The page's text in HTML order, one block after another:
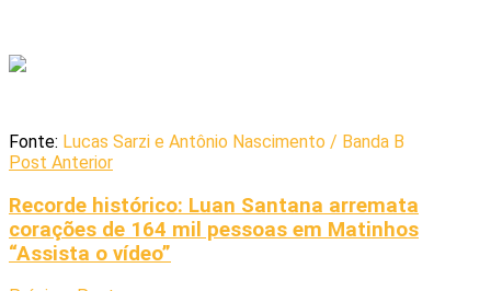
Fonte: Lucas Sarzi e Antônio Nascimento / Banda B
Post Anterior
Recorde histórico: Luan Santana arremata
corações de 164 mil pessoas em Matinhos
“Assista o vídeo”